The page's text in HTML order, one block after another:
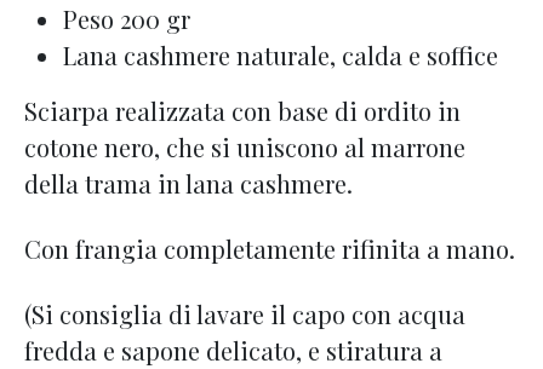
Peso 200 gr
Lana cashmere naturale, calda e soffice
Sciarpa realizzata con base di ordito in
cotone nero, che si uniscono al marrone
della trama in lana cashmere.
Con frangia completamente rifinita a mano.
(Si consiglia di lavare il capo con acqua
fredda e sapone delicato, e stiratura a